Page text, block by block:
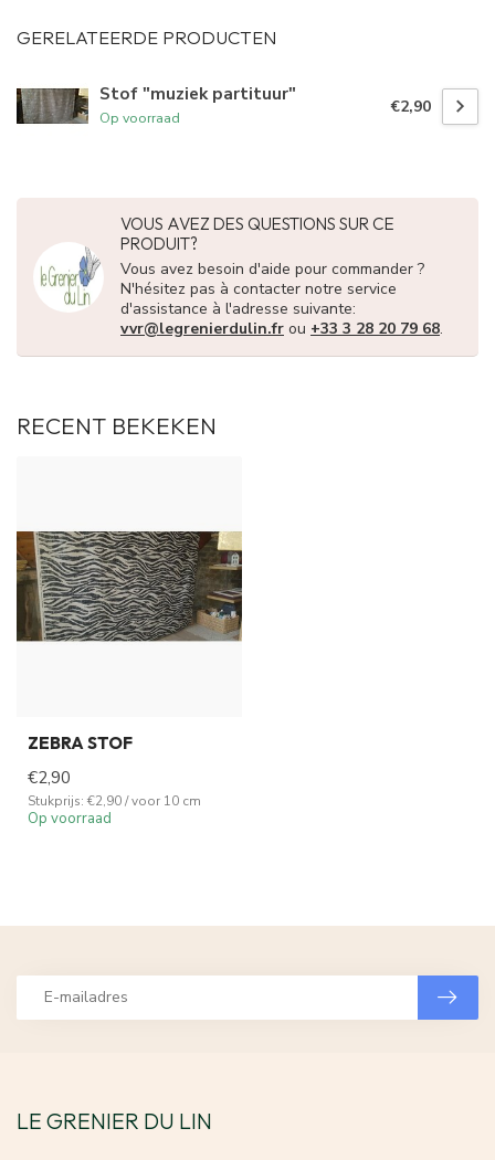
GERELATEERDE PRODUCTEN
Stof "muziek partituur"
Op voorraad
€2,90
VOUS AVEZ DES QUESTIONS SUR CE
PRODUIT?
Vous avez besoin d'aide pour commander ?
N'hésitez pas à contacter notre service
d'assistance à l'adresse suivante:
vvr@legrenierdulin.fr ou +33 3 28 20 79 68.
RECENT BEKEKEN
ZEBRA STOF
€2,90
Stukprijs: €2,90 / voor 10 cm
Op voorraad
LE GRENIER DU LIN